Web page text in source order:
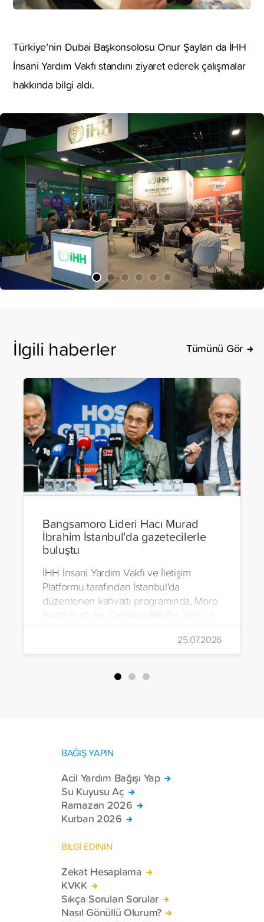
Türkiye’nin Dubai Başkonsolosu Onur Şaylan da İHH
İnsani Yardım Vakfı standını ziyaret ederek çalışmalar
hakkında bilgi aldı.
İlgili haberler Tümünü Gör
Bangsamoro Lideri Hacı Murad
İbrahim İstanbul'da gazetecilerle
buluştu
İHH İnsani Yardım Vakfı ve İletişim
Platformu tarafından İstanbul'da
düzenlenen kahvaltı programında, Moro
İslami Kurtuluş Cephesi (MILF) Lideri ve
Bangsamoro Özerk Bölgesi Kurucu
Başbakanı Hacı Murad İbrahim, medya
mensuplarıyla bir araya geldi.
25.07.2026
BAĞIŞ YAPIN
Acil Yardım Bağışı Yap
Su Kuyusu Aç
Ramazan 2026
Kurban 2026
BİLGİ EDİNİN
Zekat Hesaplama
KVKK
Sıkça Sorulan Sorular
Nasıl Gönüllü Olurum?